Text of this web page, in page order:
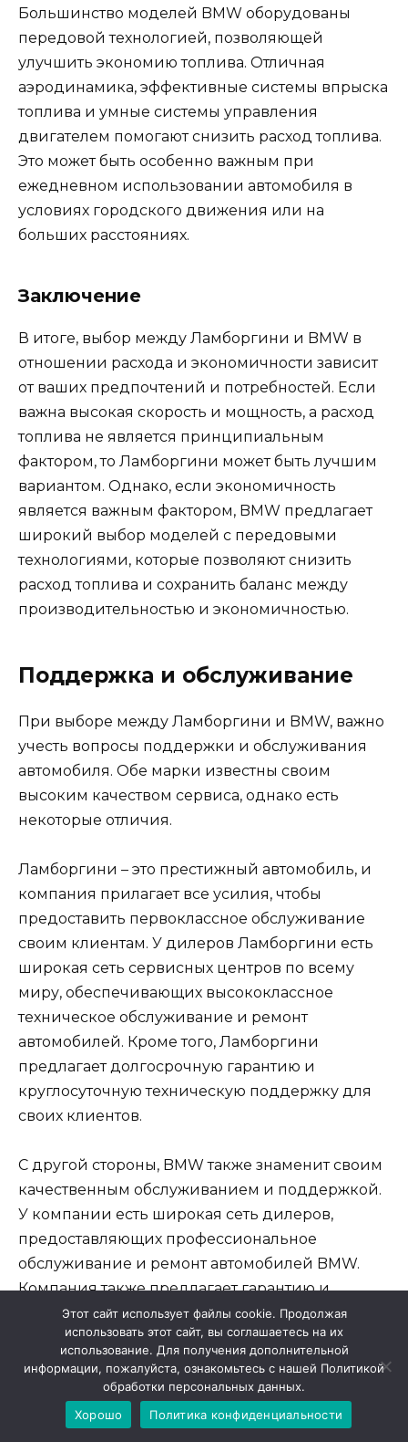
Большинство моделей BMW оборудованы
передовой технологией, позволяющей
улучшить экономию топлива. Отличная
аэродинамика, эффективные системы впрыска
топлива и умные системы управления
двигателем помогают снизить расход топлива.
Это может быть особенно важным при
ежедневном использовании автомобиля в
условиях городского движения или на
больших расстояниях.
Заключение
В итоге, выбор между Ламборгини и BMW в
отношении расхода и экономичности зависит
от ваших предпочтений и потребностей. Если
важна высокая скорость и мощность, а расход
топлива не является принципиальным
фактором, то Ламборгини может быть лучшим
вариантом. Однако, если экономичность
является важным фактором, BMW предлагает
широкий выбор моделей с передовыми
технологиями, которые позволяют снизить
расход топлива и сохранить баланс между
производительностью и экономичностью.
Поддержка и обслуживание
При выборе между Ламборгини и BMW, важно
учесть вопросы поддержки и обслуживания
автомобиля. Обе марки известны своим
высоким качеством сервиса, однако есть
некоторые отличия.
Ламборгини – это престижный автомобиль, и
компания прилагает все усилия, чтобы
предоставить первоклассное обслуживание
своим клиентам. У дилеров Ламборгини есть
широкая сеть сервисных центров по всему
миру, обеспечивающих высококлассное
техническое обслуживание и ремонт
автомобилей. Кроме того, Ламборгини
предлагает долгосрочную гарантию и
круглосуточную техническую поддержку для
своих клиентов.
С другой стороны, BMW также знаменит своим
качественным обслуживанием и поддержкой.
У компании есть широкая сеть дилеров,
предоставляющих профессиональное
обслуживание и ремонт автомобилей BMW.
Компания также предлагает гарантию и
техническую поддержку, однако
обстоятельства могут варьироваться в
зависимости от региона и дилера.
В целом, как Ламборгини, так и BMW
Этот сайт использует файлы cookie. Продолжая
использовать этот сайт, вы соглашаетесь на их
использование. Для получения дополнительной
информации, пожалуйста, ознакомьтесь с нашей Политикой
обработки персональных данных.
Хорошо
Политика конфиденциальности